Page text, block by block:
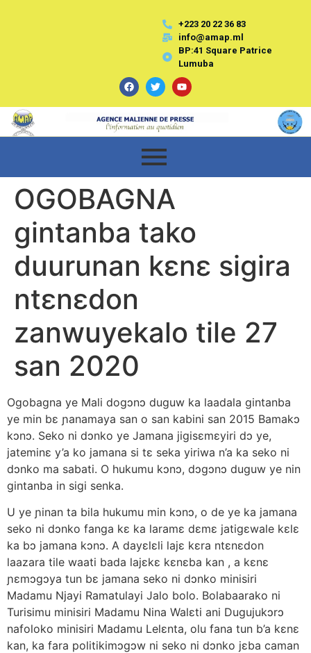
+223 20 22 36 83
info@amap.ml
BP:41 Square Patrice
Lumuba
OGOBAGNA
gintanba tako
duurunan kɛnɛ sigira
ntɛnɛdon
zanwuyekalo tile 27
san 2020
Ogobagna ye Mali dogɔnɔ duguw ka laadala gintanba
ye min bɛ ɲanamaya san o san kabini san 2015 Bamakɔ
kɔnɔ. Seko ni dɔnko ye Jamana jigisɛmɛyiri dɔ ye,
jateminɛ y’a ko jamana si tɛ seka yiriwa n’a ka seko ni
dɔnko ma sabati. O hukumu kɔnɔ, dɔgɔnɔ duguw ye nin
gintanba in sigi senka.
U ye ɲinan ta bila hukumu min kɔnɔ, o de ye ka jamana
seko ni dɔnko fanga kɛ ka laramɛ dɛmɛ jatigɛwale kɛlɛ
ka bɔ jamana kɔnɔ. A dayɛlɛli lajɛ kɛra ntɛnɛdon
laazara tile waati bada lajɛkɛ kɛnɛba kan , a kɛnɛ
ɲɛmɔgɔya tun bɛ jamana seko ni dɔnko minisiri
Madamu Njayi Ramatulayi Jalo bolo. Bolabaarako ni
Turisimu minisiri Madamu Nina Walɛti ani Dugujukɔrɔ
nafoloko minisiri Madamu Lelɛnta, olu fana tun b’a kɛnɛ
kan, ka fara politikimɔgɔw ni seko ni dɔnko jɛba caman